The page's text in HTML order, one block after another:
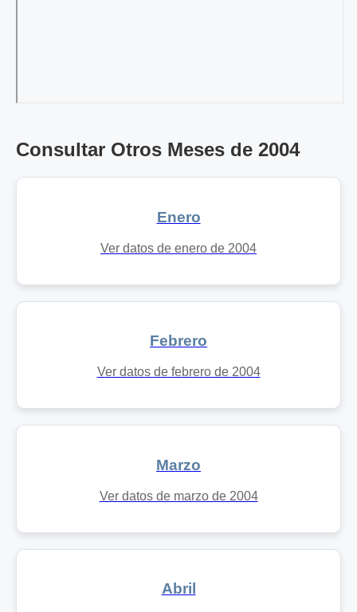
Consultar Otros Meses de 2004
Enero
Ver datos de enero de 2004
Febrero
Ver datos de febrero de 2004
Marzo
Ver datos de marzo de 2004
Abril